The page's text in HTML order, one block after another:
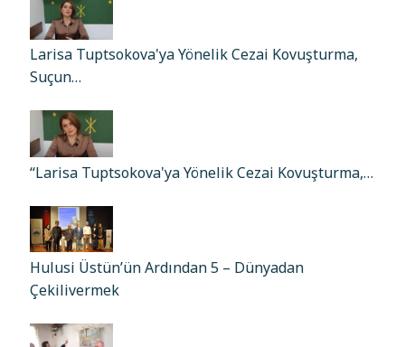
Larisa Tuptsokova'ya Yönelik Cezai Kovuşturma,
Suçun…
“Larisa Tuptsokova'ya Yönelik Cezai Kovuşturma,…
Hulusi Üstün’ün Ardından 5 – Dünyadan
Çekilivermek